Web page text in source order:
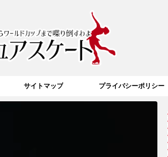
サイトマップ プライバシーポリシー